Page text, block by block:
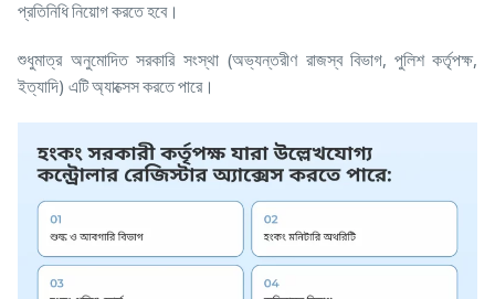
প্রতিনিধি নিয়োগ করতে হবে।
শুধুমাত্র অনুমোদিত সরকারি সংস্থা (অভ্যন্তরীণ রাজস্ব বিভাগ, পুলিশ কর্তৃপক্ষ,
ইত্যাদি) এটি অ্যাক্সেস করতে পারে।